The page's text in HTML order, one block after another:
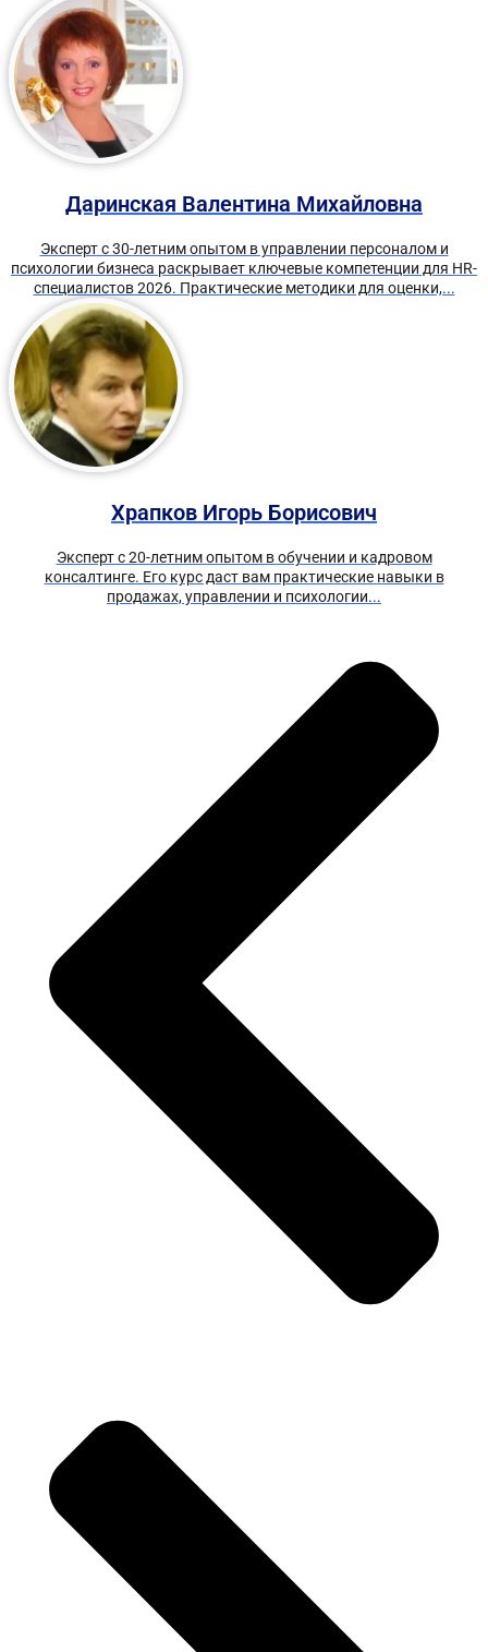
Даринская Валентина Михайловна
Эксперт с 30-летним опытом в управлении персоналом и
психологии бизнеса раскрывает ключевые компетенции для HR-
специалистов 2026. Практические методики для оценки,...
Храпков Игорь Борисович
Эксперт с 20-летним опытом в обучении и кадровом
консалтинге. Его курс даст вам практические навыки в
продажах, управлении и психологии...